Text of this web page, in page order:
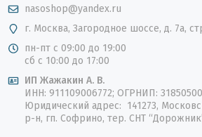
nasoshop@yandex.ru
г. Москва, Загородное шоссе, д. 7а,
пн-пт с 09:00 до 19:00
сб с 10:00 до 17:00
ИП Жажакин А. В.
ИНН: 911109006772; ОГРНИП:
Юридический адрес: 141273,
р-н, гп. Софрино, тер. СНТ